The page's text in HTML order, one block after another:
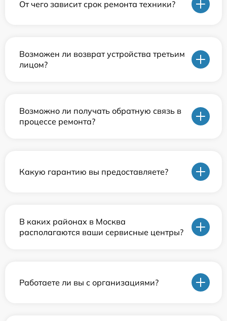
От чего зависит срок ремонта техники?
Возможен ли возврат устройства третьим
лицом?
Возможно ли получать обратную связь в
процессе ремонта?
Какую гарантию вы предоставляете?
В каких районах в Москва
располагаются ваши сервисные центры?
Работаете ли вы с организациями?